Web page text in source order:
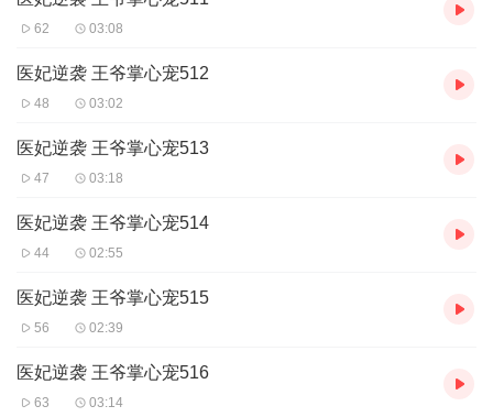
62 03:08
医妃逆袭 王爷掌心宠512
48 03:02
医妃逆袭 王爷掌心宠513
47 03:18
医妃逆袭 王爷掌心宠514
44 02:55
医妃逆袭 王爷掌心宠515
56 02:39
医妃逆袭 王爷掌心宠516
63 03:14